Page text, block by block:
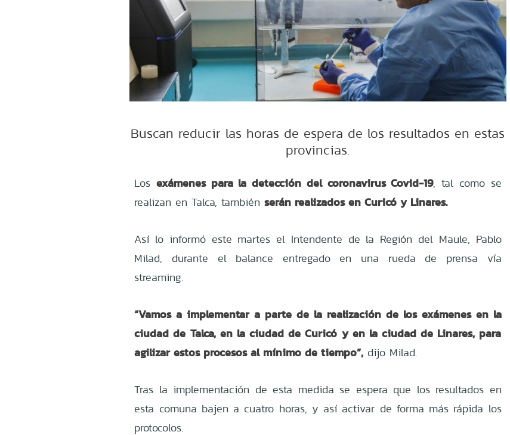
Buscan reducir las horas de espera de los resultados en estas
provincias.
Los exámenes para la detección del coronavirus Covid-19, tal como se
realizan en Talca, tambiénserán realizados en Curicó y Linares.
Así lo informó este martes el Intendente de la Región del Maule, Pablo
Milad, durante el balance entregado en una rueda de prensa vía
streaming.
“Vamos a implementar a parte de la realización de los exámenes en la
ciudad de Talca, en la ciudad de Curicó y en la ciudad de Linares, para
agilizar estos procesos al mínimo de tiempo”, dijo Milad.
Tras la implementación de esta medida se espera que los resultados en
esta comuna bajen a cuatro horas, y así activar de forma más rápida los
protocolos.